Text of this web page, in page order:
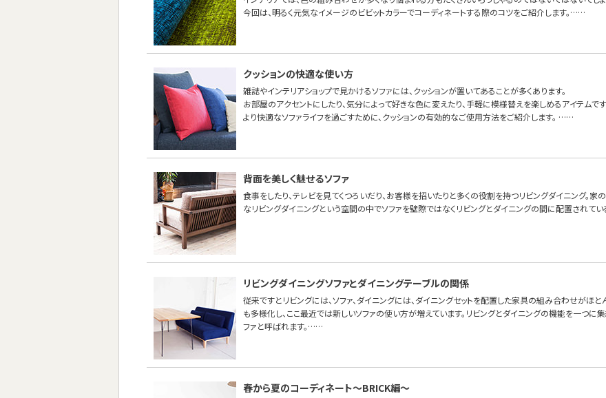
今回は、明るく元気なイメージのビビットカラーでコーディネートする際のコツをご紹介します。……
クッションの快適な使い方
雑誌やインテリアショップで見かけるソファには、クッションが置いてあることが多くあります。
お部屋のアクセントにしたり、気分によって好きな色に変えたり、手軽に模様替えを楽しめるアイテムです
より快適なソファライフを過ごすために、クッションの有効的なご使用方法をご紹介します。 ……
背面を美しく魅せるソファ
食事をしたり、テレビを見てくつろいだり、お客様を招いたりと多くの役割を持つリビングダイニング。家
なリビングダイニングという空間の中でソファを壁際ではなくリビングとダイニングの間に配置されて
リビングダイニングソファとダイニングテーブルの関係
従来ですとリビングには、ソファ、ダイニングには、ダイニングセットを配置した家具の組み合わせがほ
も多様化し、ここ最近では新しいソファの使い方が増えています。リビングとダイニングの機能を一つに集
ファと呼ばれます。……
春から夏のコーディネート〜BRICK編～